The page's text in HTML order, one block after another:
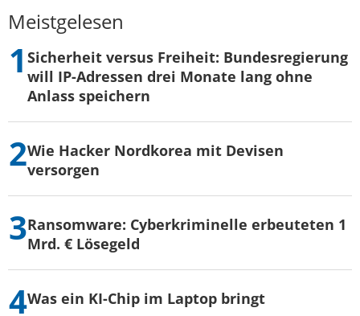
Meistgelesen
Sicherheit versus Freiheit: Bundesregierung
will IP-Adressen drei Monate lang ohne
Anlass speichern
Wie Hacker Nordkorea mit Devisen
versorgen
Ransomware: Cyberkriminelle erbeuteten 1
Mrd. € Lösegeld
Was ein KI-Chip im Laptop bringt